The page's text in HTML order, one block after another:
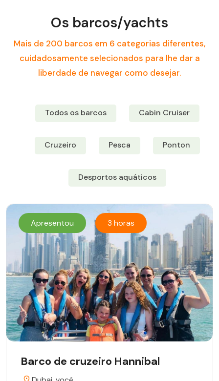
Os barcos/yachts
Mais de 200 barcos em 6 categorias diferentes,
cuidadosamente selecionados para lhe dar a
liberdade de navegar como desejar.
Todos os barcos Cabin Cruiser
Cruzeiro Pesca Ponton
Desportos aquáticos
Apresentou 3 horas
Barco de cruzeiro Hannibal